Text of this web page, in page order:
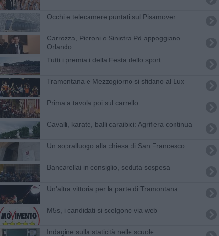
Occhi e telecamere puntati sul Pisamover
Carrozza, Pieroni e Sinistra Pd appoggiano
Orlando
Tutti i premiati della Festa dello sport
Tramontana e Mezzogiorno si sfidano al Lux
Prima a tavola poi sul carrello
Cavalli, karate, balli caraibici: Agrifiera continua
Un sopralluogo alla chiesa di San Francesco
Bancarellai in consiglio, seduta sospesa
Un'altra vittoria per la parte di Tramontana
M5s, i candidati si scelgono via web
Indagine sulla staticità nelle scuole